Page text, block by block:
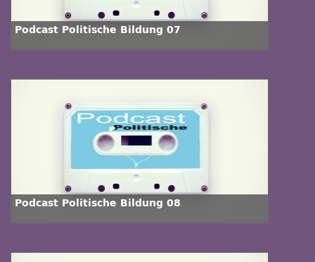
Podcast Politische Bildung 07
Podcast Politische Bildung 08